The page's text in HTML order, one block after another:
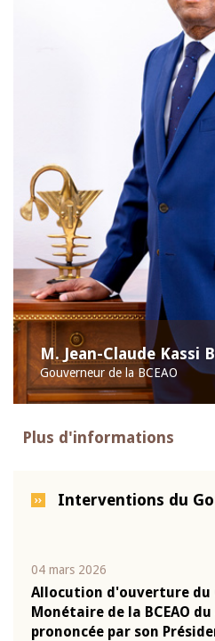
M. Jean-Claude Kassi
Gouverneur de la BCEAO
Plus d'informations
Interventions du
04 mars 2026
Allocution d'ouverture du
Monétaire de la BCEAO
prononcée par son